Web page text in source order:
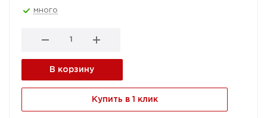
много
В корзину
Купить в 1 клик